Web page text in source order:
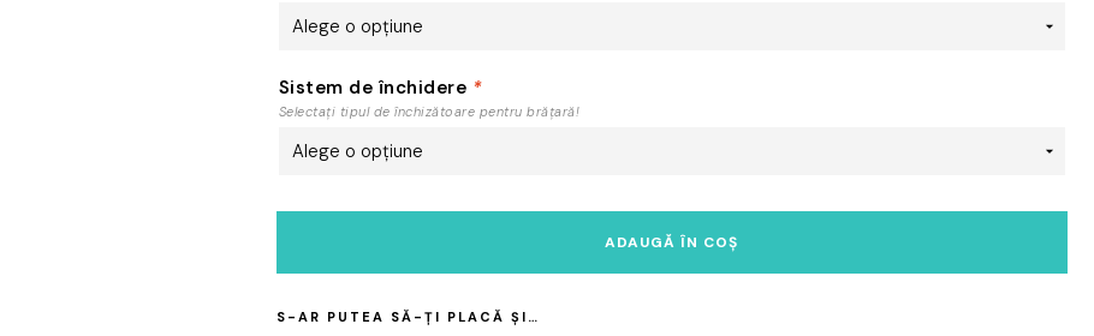
Sistem de închidere *
Selectați tipul de închizătoare pentru brățară!
ADAUGĂ ÎN COȘ
S-AR PUTEA SĂ-ȚI PLACĂ ȘI…